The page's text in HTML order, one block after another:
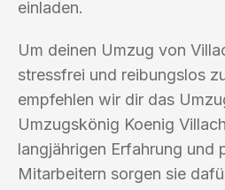
einladen.
Um deinen Umzug von
stressfrei und reibungslos
empfehlen wir dir das
Umzugskönig Koenig
langjährigen Erfahrung und
Mitarbeitern sorgen sie